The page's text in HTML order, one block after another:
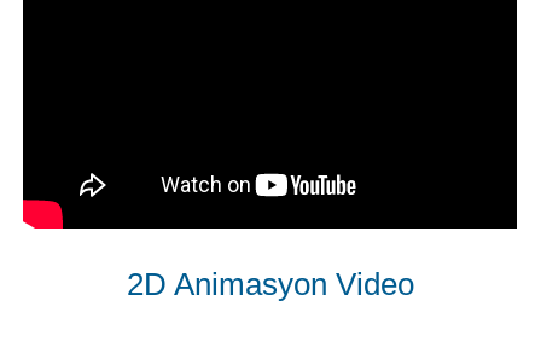
2D Animasyon Video